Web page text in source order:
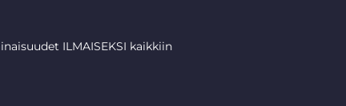
ILMAISEKSI kaikkiin